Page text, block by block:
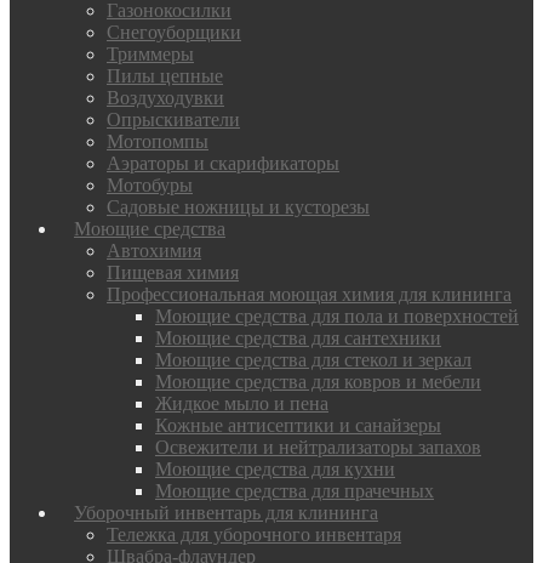
Газонокосилки
Снегоуборщики
Триммеры
Пилы цепные
Воздуходувки
Опрыскиватели
Мотопомпы
Аэраторы и скарификаторы
Мотобуры
Садовые ножницы и кусторезы
Моющие средства
Автохимия
Пищевая химия
Профессиональная моющая химия для клининга
Моющие средства для пола и поверхностей
Моющие средства для сантехники
Моющие средства для стекол и зеркал
Моющие средства для ковров и мебели
Жидкое мыло и пена
Кожные антисептики и санайзеры
Освежители и нейтрализаторы запахов
Моющие средства для кухни
Моющие средства для прачечных
Уборочный инвентарь для клининга
Тележка для уборочного инвентаря
Швабра-флаундер